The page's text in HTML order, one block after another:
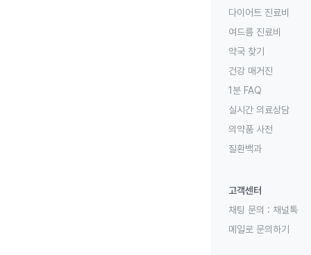
다이어트 진료비
여드름 진료비
약국 찾기
건강 매거진
1분 FAQ
실시간 의료상담
의약품 사전
질환백과
고객센터
채팅 문의 : 채널톡
메일로 문의하기